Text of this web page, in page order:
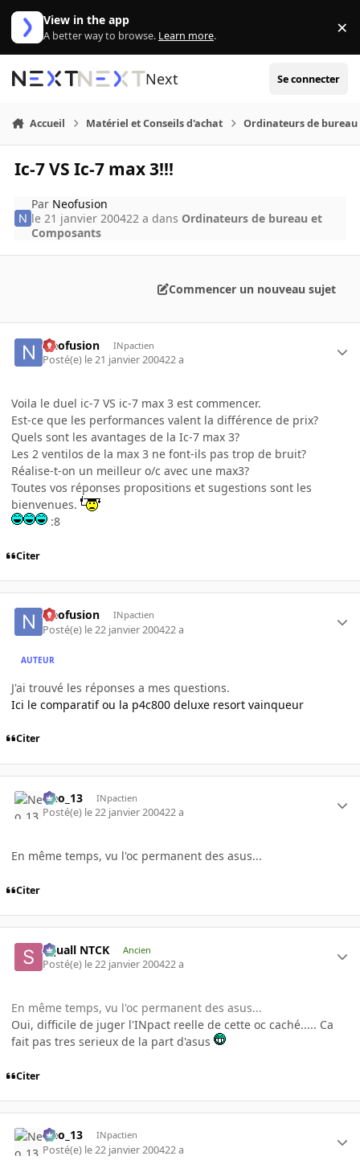
Aller au contenu
View in the app
A better way to browse. Learn more. ×
Next Se connecter
Accueil Matériel et Conseils d'achat Ordinateurs de bureau
Ic-7 VS Ic-7 max 3!!!
Par Neofusion
le 21 janvier 200422 a dans Ordinateurs de bureau et
Composants
Commencer un nouveau sujet
Neofusion INpactien
Posté(e) le 21 janvier 200422 a
Voila le duel ic-7 VS ic-7 max 3 est commencer.
Est-ce que les performances valent la différence de prix?
Quels sont les avantages de la Ic-7 max 3?
Les 2 ventilos de la max 3 ne font-ils pas trop de bruit?
Réalise-t-on un meilleur o/c avec une max3?
Toutes vos réponses propositions et sugestions sont les
bienvenues.
:8
Citer
Neofusion INpactien
Posté(e) le 22 janvier 200422 a
AUTEUR
J'ai trouvé les réponses a mes questions.
Ici le comparatif ou la p4c800 deluxe resort vainqueur
Citer
Neo_13 INpactien
Posté(e) le 22 janvier 200422 a
En même temps, vu l'oc permanent des asus...
Citer
Squall NTCK Ancien
Posté(e) le 22 janvier 200422 a
En même temps, vu l'oc permanent des asus...
Oui, difficile de juger l'INpact reelle de cette oc caché..... Ca
fait pas tres serieux de la part d'asus
Citer
Neo_13 INpactien
Posté(e) le 22 janvier 200422 a